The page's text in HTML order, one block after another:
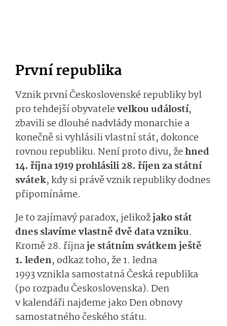
První republika
Vznik první Československé republiky byl
pro tehdejší obyvatelevelkou událostí,
zbavili se dlouhé nadvlády monarchie a
konečně si vyhlásili vlastní stát, dokonce
rovnou republiku. Není proto divu, žehned
14. října 1919 prohlásili 28. říjen za státní
svátek, kdy si právě vznik republiky dodnes
připomínáme.
Je to zajímavý paradox, jelikožjako stát
dnes slavíme vlastně dvě data vzniku.
Kromě 28. říjnaje státním svátkem ještě
1. leden, odkaz toho, že 1. ledna
1993 vznikla samostatná Česká republika
(po rozpadu Československa). Den
v kalendáři najdeme jako Den obnovy
samostatného českého státu.